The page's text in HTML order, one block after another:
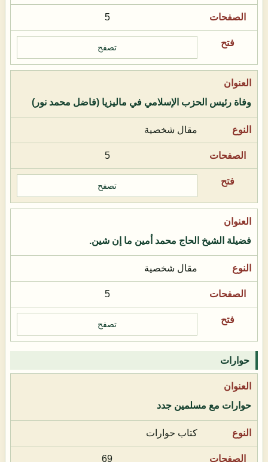
5
تصفح
وفاة رئيس الحزب الإسلامي في ماليزيا (فاضل محمد نور)
مقال شخصية
5
تصفح
فضيلة الشيخ الحاج محمد أمين ما إن شين.
مقال شخصية
5
تصفح
حوارات
حوارات مع مسلمين جدد
كتاب حوارات
69